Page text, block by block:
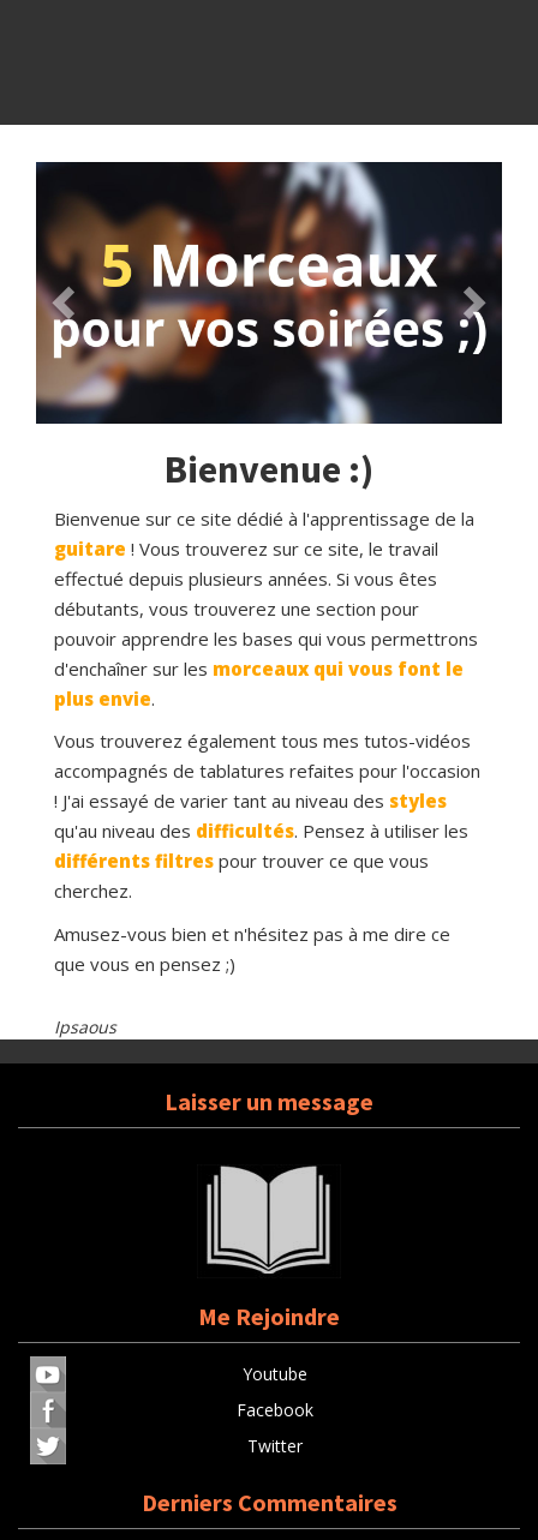
Bienvenue :)
Bienvenue sur ce site dédié à l'apprentissage de la
guitare ! Vous trouverez sur ce site, le travail
effectué depuis plusieurs années. Si vous êtes
débutants, vous trouverez une section pour
pouvoir apprendre les bases qui vous permettrons
d'enchaîner sur les morceaux qui vous font le
plus envie.
Vous trouverez également tous mes tutos-vidéos
accompagnés de tablatures refaites pour l'occasion
! J'ai essayé de varier tant au niveau des styles
qu'au niveau des difficultés. Pensez à utiliser les
différents filtres pour trouver ce que vous
cherchez.
Amusez-vous bien et n'hésitez pas à me dire ce
que vous en pensez ;)
Ipsaous
Laisser un message
Me Rejoindre
Youtube
Facebook
Twitter
Derniers Commentaires